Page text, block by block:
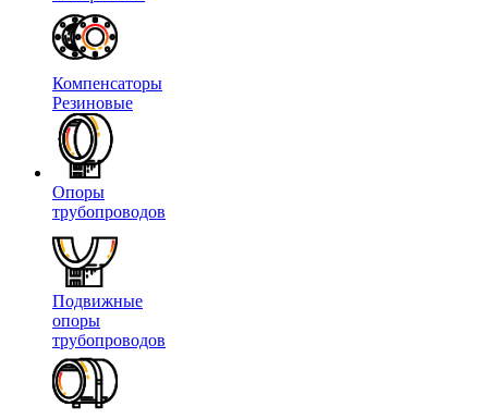
Компенсаторы
Резиновые
Опоры
трубопроводов
Подвижные
опоры
трубопроводов